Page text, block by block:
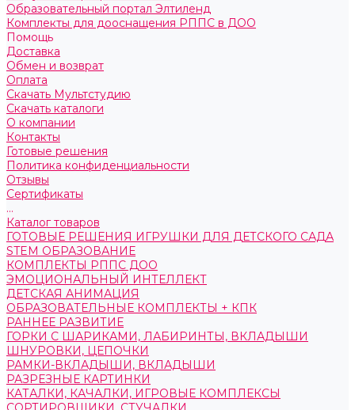
Образовательный портал Элтиленд
Комплекты для дооснащения РППС в ДОО
Помощь
Доставка
Обмен и возврат
Оплата
Скачать Мультстудию
Скачать каталоги
О компании
Контакты
Готовые решения
Политика конфиденциальности
Отзывы
Сертификаты
...
Каталог товаров
ГОТОВЫЕ РЕШЕНИЯ ИГРУШКИ ДЛЯ ДЕТСКОГО САДА
STEM ОБРАЗОВАНИЕ
КОМПЛЕКТЫ РППС ДОО
ЭМОЦИОНАЛЬНЫЙ ИНТЕЛЛЕКТ
ДЕТСКАЯ АНИМАЦИЯ
ОБРАЗОВАТЕЛЬНЫЕ КОМПЛЕКТЫ + КПК
РАННЕЕ РАЗВИТИЕ
ГОРКИ С ШАРИКАМИ, ЛАБИРИНТЫ, ВКЛАДЫШИ
ШНУРОВКИ, ЦЕПОЧКИ
РАМКИ-ВКЛАДЫШИ, ВКЛАДЫШИ
РАЗРЕЗНЫЕ КАРТИНКИ
КАТАЛКИ, КАЧАЛКИ, ИГРОВЫЕ КОМПЛЕКСЫ